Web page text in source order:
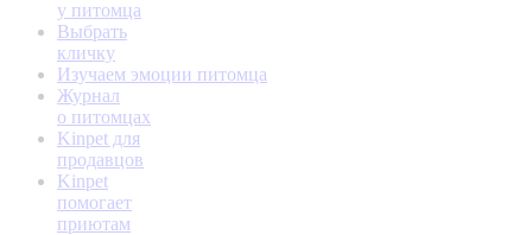
у питомца
Выбрать
кличку
Изучаем эмоции питомца
Журнал
о питомцах
Kinpet для
продавцов
Kinpet
помогает
приютам